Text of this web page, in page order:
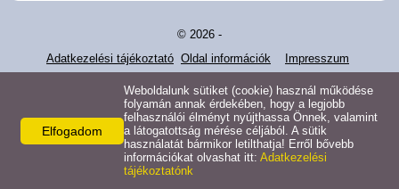
EFOP-1.5.2-16-2017-00008
© 2026 -
Adatkezelési tájékoztató Oldal információk Impresszum
Elfogadom
Weboldalunk sütiket (cookie) használ működése
folyamán annak érdekében, hogy a legjobb
felhasználói élményt nyújthassa Önnek, valamint
a látogatottság mérése céljából. A sütik
használatát bármikor letilthatja! Erről bővebb
információkat olvashat itt: Adatkezelési
tájékoztatónk